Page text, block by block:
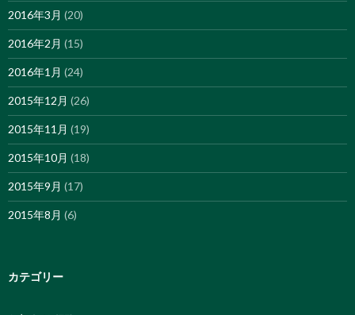
2016年3月 (20)
2016年2月 (15)
2016年1月 (24)
2015年12月 (26)
2015年11月 (19)
2015年10月 (18)
2015年9月 (17)
2015年8月 (6)
カテゴリー